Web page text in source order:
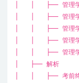
│ │ ├── 管理学
│ │ ├── 管理学
│ │ ├── 管理学
│ │ ├── 管理学
│ │ ├── 管理学
│ ├── 解析
│ │ ├── 考前终